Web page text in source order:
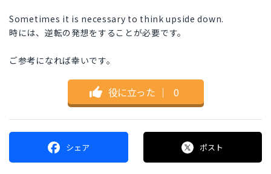
Sometimes it is necessary to think upside down.
時には、逆転の発想をすることが必要です。
ご参考になれば幸いです。
役に立った ｜ 0
シェア ポスト